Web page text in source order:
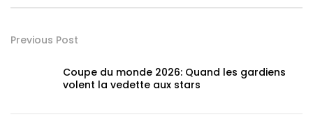
Previous Post
Coupe du monde 2026: Quand les gardiens
volent la vedette aux stars